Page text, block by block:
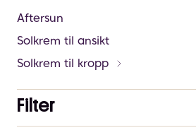
Aftersun
Solkrem til ansikt
Solkrem til kropp
Filter